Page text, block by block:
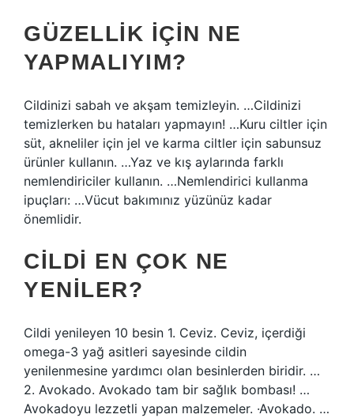
GÜZELLIK IÇIN NE
YAPMALIYIM?
Cildinizi sabah ve akşam temizleyin. …Cildinizi
temizlerken bu hataları yapmayın! …Kuru ciltler için
süt, akneliler için jel ve karma ciltler için sabunsuz
ürünler kullanın. …Yaz ve kış aylarında farklı
nemlendiriciler kullanın. …Nemlendirici kullanma
ipuçları: …Vücut bakımınız yüzünüz kadar
önemlidir.
CILDI EN ÇOK NE
YENILER?
Cildi yenileyen 10 besin 1. Ceviz. Ceviz, içerdiği
omega-3 yağ asitleri sayesinde cildin
yenilenmesine yardımcı olan besinlerden biridir. …
2. Avokado. Avokado tam bir sağlık bombası! …
Avokadoyu lezzetli yapan malzemeler. ·Avokado. …